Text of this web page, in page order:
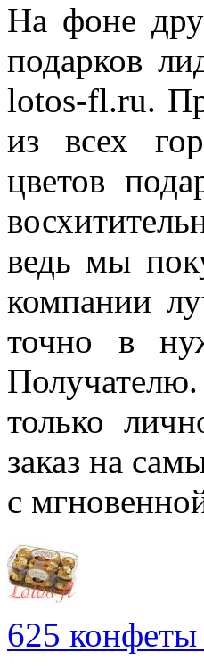
На фоне
подарков
lotos-fl.ru.
из всех
цветов
ведь мы
компании
точно в
только
заказ на
с
625 конфеты